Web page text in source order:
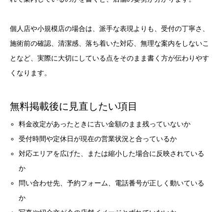
個人店や小規模店の場合は、派手な表現よりも、受付の丁寧さ、
施術前の確認、清潔感、落ち着いた対応、無理な案内をしないこ
となど、実際に大切にしている点をそのまま書く方が伝わりやす
くなります。
無料掲載後に見直したい項目
料金改定があったときに古い金額のまま残っていないか
受付時間や定休日が現在の営業状況と合っているか
対応エリアを広げた、または縮小した場合に反映されている
か
問い合わせ先、予約フォーム、電話番号が正しく動いている
か